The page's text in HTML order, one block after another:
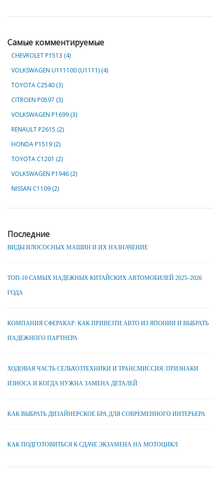
Самые комментируемые
CHEVROLET Р1513 (4)
VOLKSWAGEN U111100 (U1111) (4)
TOYOTA C2540 (3)
CITROEN P0597 (3)
VOLKSWAGEN P1699 (3)
RENAULT P2615 (2)
HONDA P1519 (2)
TOYOTA C1201 (2)
VOLKSWAGEN P1946 (2)
NISSAN C1109 (2)
Последние
ВИДЫ ИЛОСОСНЫХ МАШИН И ИХ НАЗНАЧЕНИЕ
ТОП-10 САМЫХ НАДЕЖНЫХ КИТАЙСКИХ АВТОМОБИЛЕЙ 2025–2026
ГОДА
КОМПАНИЯ СФЕРАКАР: КАК ПРИВЕЗТИ АВТО ИЗ ЯПОНИИ И ВЫБРАТЬ
НАДЕЖНОГО ПАРТНЕРА
ХОДОВАЯ ЧАСТЬ СЕЛЬХОЗТЕХНИКИ И ТРАНСМИССИЯ: ПРИЗНАКИ
ИЗНОСА И КОГДА НУЖНА ЗАМЕНА ДЕТАЛЕЙ
КАК ВЫБРАТЬ ДИЗАЙНЕРСКОЕ БРА ДЛЯ СОВРЕМЕННОГО ИНТЕРЬЕРА
КАК ПОДГОТОВИТЬСЯ К СДАЧЕ ЭКЗАМЕНА НА МОТОЦИКЛ